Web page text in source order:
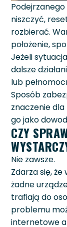
niszczyć,
rozbierać.
położenie,
Jeżeli
dalsze
lub
Sposób
znaczenie
go jako
CZY
Nie zawsze.
Zdarza się,
żadne
trafiają do
problemu
internetowe